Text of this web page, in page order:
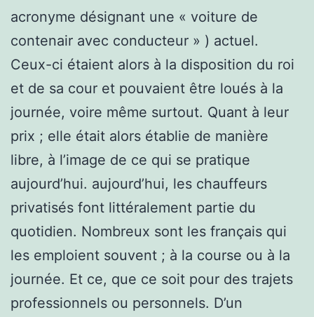
acronyme désignant une « voiture de
contenair avec conducteur » ) actuel.
Ceux-ci étaient alors à la disposition du roi
et de sa cour et pouvaient être loués à la
journée, voire même surtout. Quant à leur
prix ; elle était alors établie de manière
libre, à l’image de ce qui se pratique
aujourd’hui. aujourd’hui, les chauffeurs
privatisés font littéralement partie du
quotidien. Nombreux sont les français qui
les emploient souvent ; à la course ou à la
journée. Et ce, que ce soit pour des trajets
professionnels ou personnels. D’un